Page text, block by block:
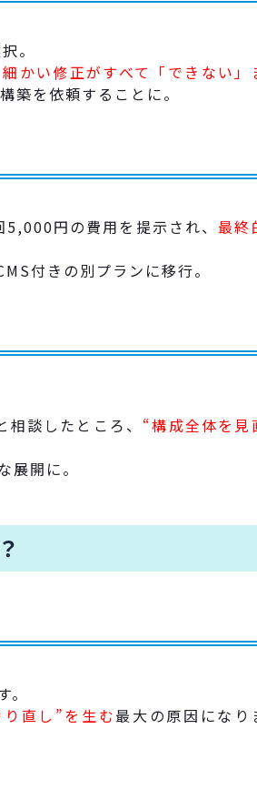
。
細かい修正がすべて「できない」
築を依頼することに。
5,000円の費用を提示され、最終
付きの別プランに移行。
談したところ、 “構成全体を見
開に。
り直し”を生む最大の原因になり